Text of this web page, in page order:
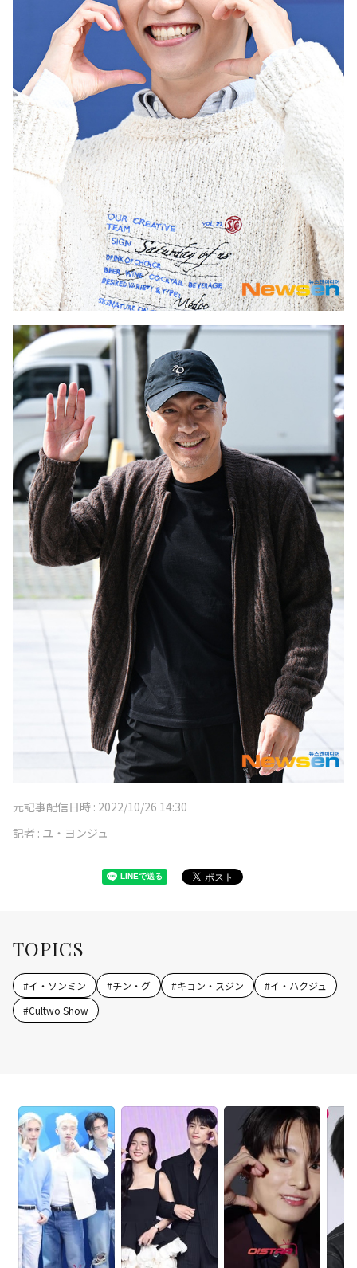
元記事配信日時 : 2022/10/26 14:30
記者 : ユ・ヨンジュ
TOPICS
#イ・ソンミン #チン・グ #キョン・スジン #イ・ハクジュ
#Cultwo Show